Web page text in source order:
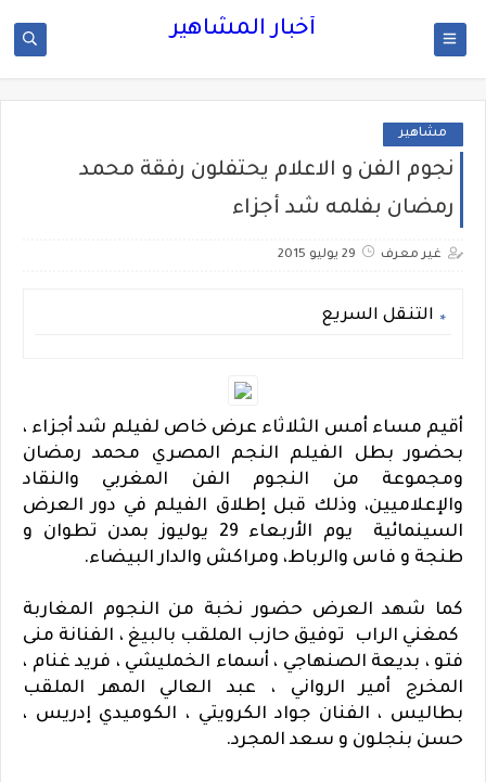
أخبار المشاهير
مشاهير
نجوم الفن و الاعلام يحتفلون رفقة محمد
رمضان بفلمه شد أجزاء
غير معرف 29 يوليو 2015
التنقل السريع
أقيم مساء أمس الثلاثاء عرض خاص لفيلم شد أجزاء ،
بحضور بطل الفيلم النجم المصري محمد رمضان
ومجموعة من النجوم الفن المغربي والنقاد
والإعلاميين، وذلك قبل إطلاق الفيلم في دور العرض
السينمائية يوم الأربعاء 29 يوليوز
بمدن تطوان و
طنجة و فاس والرباط، ومراكش والدار البيضاء.
كما شهد العرض حضور نخبة من النجوم المغاربة
كمغني الراب توفيق حازب الملقب بالبيغ ، الفنانة منى
فتو ، بديعة الصنهاجي ، أسماء الخمليشي ، فريد غنام ،
المخرج أمير الرواني ، عبد العالي المهر الملقب
بطاليس ، الفنان جواد الكرويتي ، الكوميدي إدريس ،
حسن بنجلون و سعد المجرد.